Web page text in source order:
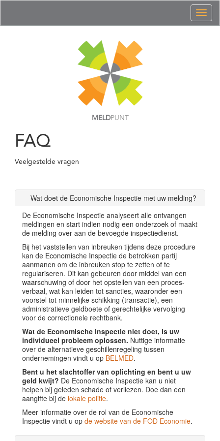
MELDPUNT
FAQ
Veelgestelde vragen
Wat doet de Economische Inspectie met uw melding?
De Economische Inspectie analyseert alle ontvangen
meldingen en start indien nodig een onderzoek of maakt
de melding over aan de bevoegde inspectiedienst.
Bij het vaststellen van inbreuken tijdens deze procedure
kan de Economische Inspectie de betrokken partij
aanmanen om de inbreuken stop te zetten of te
regulariseren. Dit kan gebeuren door middel van een
waarschuwing of door het opstellen van een proces-
verbaal, wat kan leiden tot sancties, waaronder een
voorstel tot minnelijke schikking (transactie), een
administratieve geldboete of gerechtelijke vervolging
voor de correctionele rechtbank.
Wat de Economische Inspectie niet doet, is uw
individueel probleem oplossen. Nuttige informatie
over de alternatieve geschillenregeling tussen
ondernemingen vindt u op BELMED.
Bent u het slachtoffer van oplichting en bent u uw
geld kwijt? De Economische Inspectie kan u niet
helpen bij geleden schade of verliezen. Doe dan een
aangifte bij de lokale politie.
Meer informatie over de rol van de Economische
Inspectie vindt u op de website van de FOD Economie.